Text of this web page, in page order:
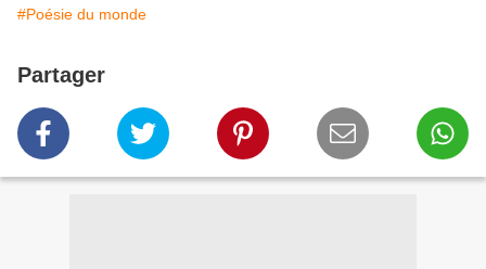
#Poésie du monde
Partager